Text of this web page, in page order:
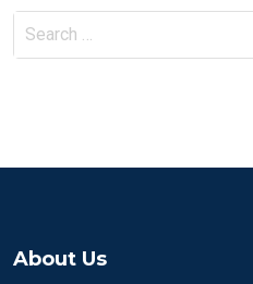
Search
About Us